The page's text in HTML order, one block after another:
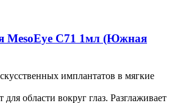
MesoEye C71 1мл (Южная
имплантатов в мягкие
области вокруг глаз. Разглаживает